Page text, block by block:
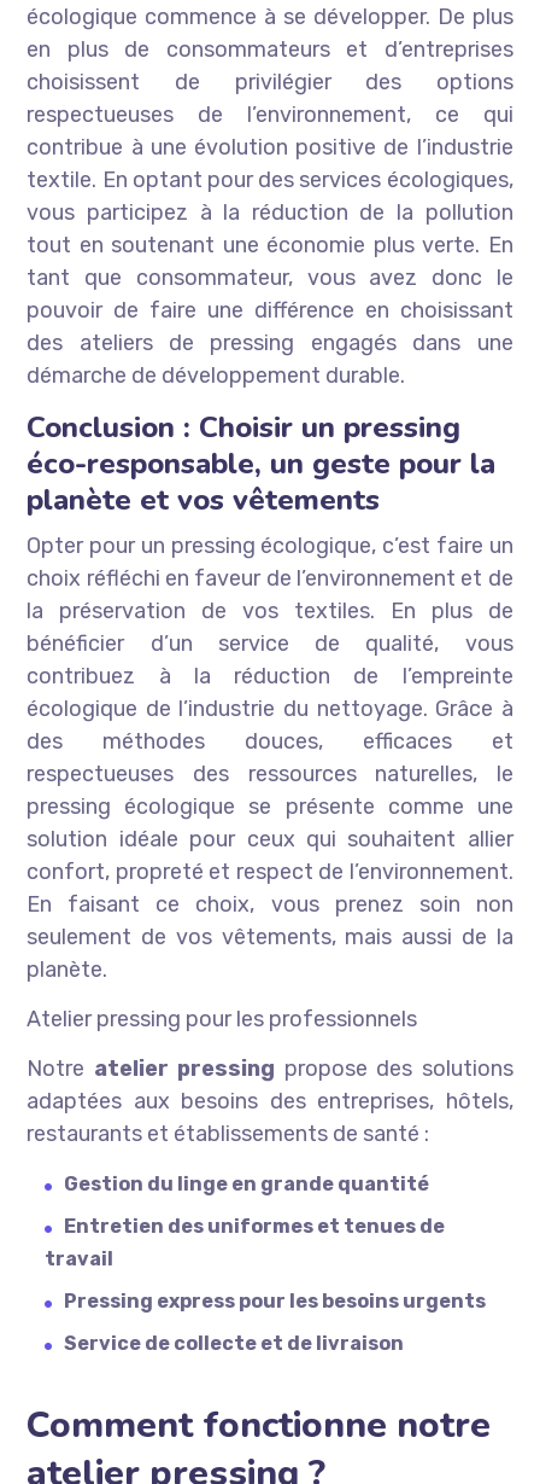
écologique commence à se développer. De plus
en plus de consommateurs et d’entreprises
choisissent de privilégier des options
respectueuses de l’environnement, ce qui
contribue à une évolution positive de l’industrie
textile. En optant pour des services écologiques,
vous participez à la réduction de la pollution
tout en soutenant une économie plus verte. En
tant que consommateur, vous avez donc le
pouvoir de faire une différence en choisissant
des ateliers de pressing engagés dans une
démarche de développement durable.
Conclusion : Choisir un pressing
éco-responsable, un geste pour la
planète et vos vêtements
Opter pour un pressing écologique, c’est faire un
choix réfléchi en faveur de l’environnement et de
la préservation de vos textiles. En plus de
bénéficier d’un service de qualité, vous
contribuez à la réduction de l’empreinte
écologique de l’industrie du nettoyage. Grâce à
des méthodes douces, efficaces et
respectueuses des ressources naturelles, le
pressing écologique se présente comme une
solution idéale pour ceux qui souhaitent allier
confort, propreté et respect de l’environnement.
En faisant ce choix, vous prenez soin non
seulement de vos vêtements, mais aussi de la
planète.
Atelier pressing pour les professionnels
Notre atelier pressing propose des solutions
adaptées aux besoins des entreprises, hôtels,
restaurants et établissements de santé :
Gestion du linge en grande quantité
Entretien des uniformes et tenues de
travail
Pressing express pour les besoins urgents
Service de collecte et de livraison
Comment fonctionne notre